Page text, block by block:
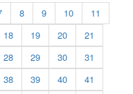
8 9 10
11
18 19 20
21
28 29 30
31
38 39 40
41